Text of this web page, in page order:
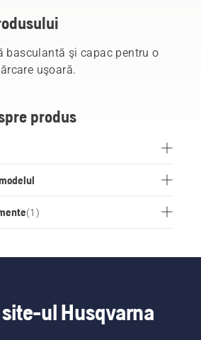
basculantă şi capac pentru o
uşoară.
produs
(1 )
ul Husqvarna